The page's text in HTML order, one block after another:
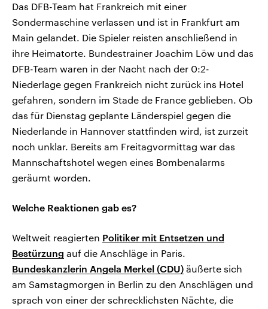
Das DFB-Team hat Frankreich mit einer
Sondermaschine verlassen und ist in Frankfurt am
Main gelandet. Die Spieler reisten anschließend in
ihre Heimatorte. Bundestrainer Joachim Löw und das
DFB-Team waren in der Nacht nach der 0:2-
Niederlage gegen Frankreich nicht zurück ins Hotel
gefahren, sondern im Stade de France geblieben. Ob
das für Dienstag geplante Länderspiel gegen die
Niederlande in Hannover stattfinden wird, ist zurzeit
noch unklar. Bereits am Freitagvormittag war das
Mannschaftshotel wegen eines Bombenalarms
geräumt worden.
Welche Reaktionen gab es?
Weltweit reagierten Politiker mit Entsetzen und
Bestürzung auf die Anschläge in Paris.
Bundeskanzlerin Angela Merkel (CDU) äußerte sich
am Samstagmorgen in Berlin zu den Anschlägen und
sprach von einer der schrecklichsten Nächte, die